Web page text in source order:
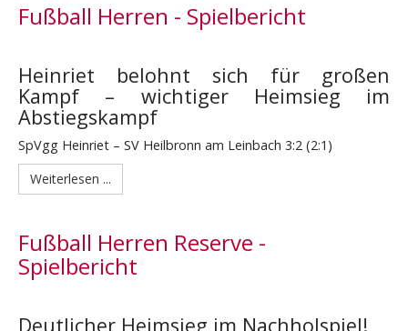
Fußball Herren - Spielbericht
Heinriet belohnt sich für großen
Kampf – wichtiger Heimsieg im
Abstiegskampf
SpVgg Heinriet – SV Heilbronn am Leinbach 3:2 (2:1)
Weiterlesen ...
Fußball Herren Reserve -
Spielbericht
Deutlicher Heimsieg im Nachholspiel!